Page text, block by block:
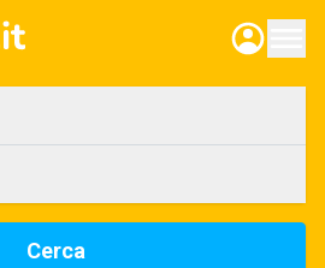
Cerca